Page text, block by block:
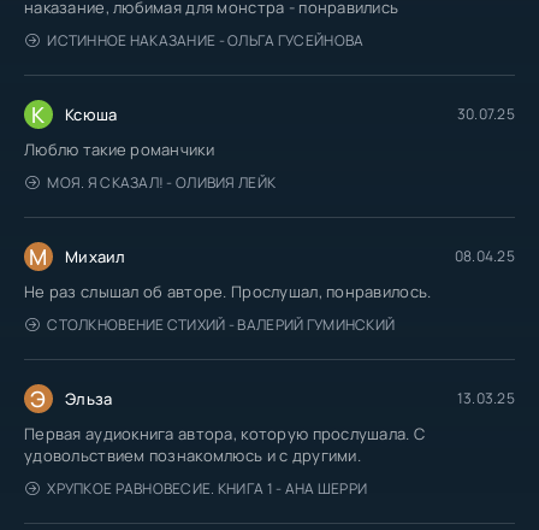
наказание, любимая для монстра - понравились
ИСТИННОЕ НАКАЗАНИЕ - ОЛЬГА ГУСЕЙНОВА
К Ксюша 30.07.25
Люблю такие романчики
МОЯ. Я СКАЗАЛ! - ОЛИВИЯ ЛЕЙК
М Михаил 08.04.25
Не раз слышал об авторе. Прослушал, понравилось.
СТОЛКНОВЕНИЕ СТИХИЙ - ВАЛЕРИЙ ГУМИНСКИЙ
Э Эльза 13.03.25
Первая аудиокнига автора, которую прослушала. С
удовольствием познакомлюсь и с другими.
ХРУПКОЕ РАВНОВЕСИЕ. КНИГА 1 - АНА ШЕРРИ